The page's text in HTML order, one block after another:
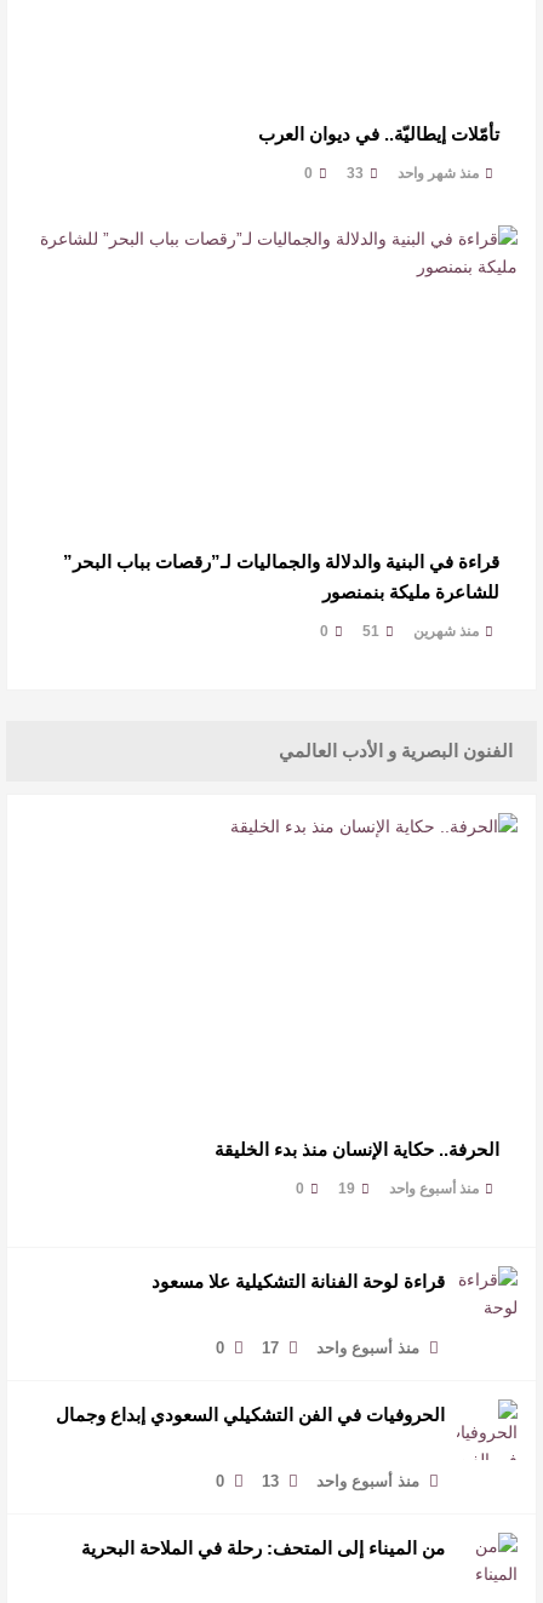
تأمّلات إيطاليّة.. في ديوان العرب
منذ شهر واحد 33
0
قراءة في البنية والدلالة والجماليات لـ”رقصات بباب البحر”
للشاعرة مليكة بنمنصور
منذ شهرين 51
0
الفنون البصرية و الأدب العالمي
الحرفة.. حكاية الإنسان منذ بدء الخليقة
منذ أسبوع واحد 19
0
قراءة لوحة الفنانة التشكيلية علا مسعود
منذ أسبوع واحد 17
0
الحروفيات في الفن التشكيلي السعودي إبداع وجمال
منذ أسبوع واحد 13
0
من الميناء إلى المتحف: رحلة في الملاحة البحرية